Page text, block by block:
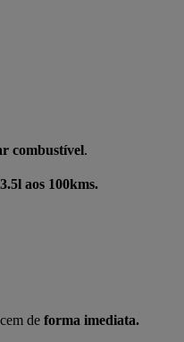
combustível.
3.5l aos 100kms.
de forma imediata.